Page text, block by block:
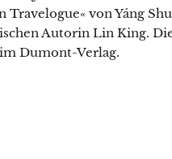
Travelogue« von Yáng
Autorin Lin King.
Dumont-Verlag.